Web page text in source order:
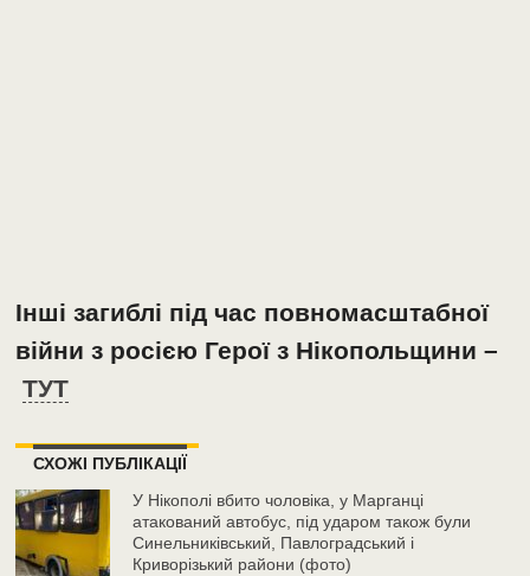
Інші загиблі під час повномасштабної
війни з росією Герої з Нікопольщини –
ТУТ
СХОЖІ ПУБЛІКАЦІЇ
У Нікополі вбито чоловіка, у Марганці
атакований автобус, під ударом також були
Синельниківський, Павлоградський і
Криворізький райони (фото)